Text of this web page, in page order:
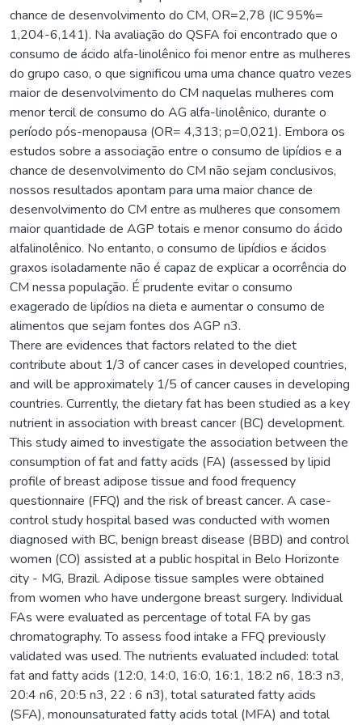
chance de desenvolvimento do CM, OR=2,78 (IC 95%=
1,204-6,141). Na avaliação do QSFA foi encontrado que o
consumo de ácido alfa-linolênico foi menor entre as mulheres
do grupo caso, o que significou uma uma chance quatro vezes
maior de desenvolvimento do CM naquelas mulheres com
menor tercil de consumo do AG alfa-linolênico, durante o
período pós-menopausa (OR= 4,313; p=0,021). Embora os
estudos sobre a associação entre o consumo de lipídios e a
chance de desenvolvimento do CM não sejam conclusivos,
nossos resultados apontam para uma maior chance de
desenvolvimento do CM entre as mulheres que consomem
maior quantidade de AGP totais e menor consumo do ácido
alfalinolênico. No entanto, o consumo de lipídios e ácidos
graxos isoladamente não é capaz de explicar a ocorrência do
CM nessa população. É prudente evitar o consumo
exagerado de lipídios na dieta e aumentar o consumo de
alimentos que sejam fontes dos AGP n3.
There are evidences that factors related to the diet
contribute about 1/3 of cancer cases in developed countries,
and will be approximately 1/5 of cancer causes in developing
countries. Currently, the dietary fat has been studied as a key
nutrient in association with breast cancer (BC) development.
This study aimed to investigate the association between the
consumption of fat and fatty acids (FA) (assessed by lipid
profile of breast adipose tissue and food frequency
questionnaire (FFQ) and the risk of breast cancer. A case-
control study hospital based was conducted with women
diagnosed with BC, benign breast disease (BBD) and control
women (CO) assisted at a public hospital in Belo Horizonte
city - MG, Brazil. Adipose tissue samples were obtained
from women who have undergone breast surgery. Individual
FAs were evaluated as percentage of total FA by gas
chromatography. To assess food intake a FFQ previously
validated was used. The nutrients evaluated included: total
fat and fatty acids (12:0, 14:0, 16:0, 16:1, 18:2 n6, 18:3 n3,
20:4 n6, 20:5 n3, 22 : 6 n3), total saturated fatty acids
(SFA), monounsaturated fatty acids total (MFA) and total